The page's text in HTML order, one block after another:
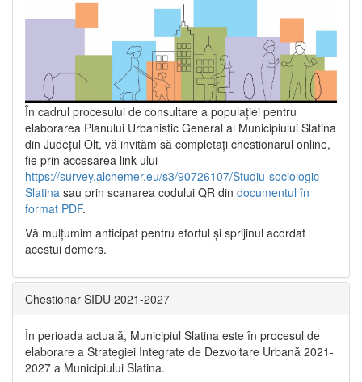
În cadrul procesului de consultare a populaţiei pentru
elaborarea Planului Urbanistic General al Municipiului Slatina
din Județul Olt, vă invităm să completați chestionarul online,
fie prin accesarea link-ului
https://survey.alchemer.eu/s3/90726107/Studiu-sociologic-
Slatina sau prin scanarea codului QR din documentul în
format PDF.
Vă mulţumim anticipat pentru efortul şi sprijinul acordat
acestui demers.
Chestionar SIDU 2021-2027
În perioada actuală, Municipiul Slatina este în procesul de
elaborare a Strategiei Integrate de Dezvoltare Urbană 2021‐
2027 a Municipiului Slatina.